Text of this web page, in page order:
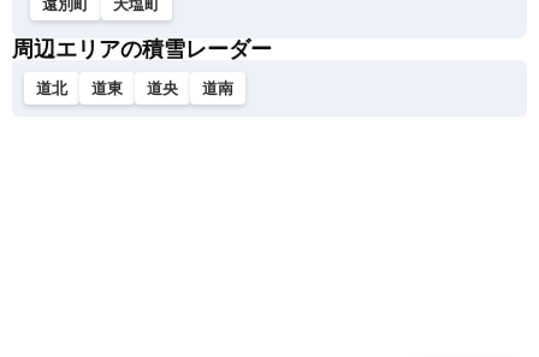
遠別町
天塩町
周辺エリアの積雪レーダー
道北 道東 道央 道南